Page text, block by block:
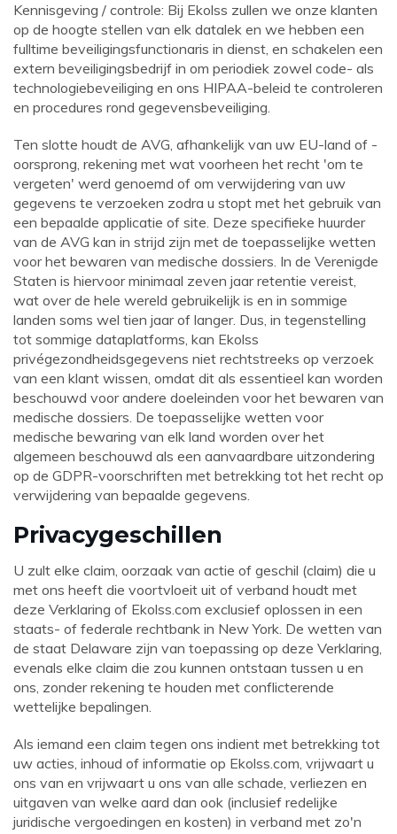
Kennisgeving / controle: Bij Ekolss zullen we onze klanten
op de hoogte stellen van elk datalek en we hebben een
fulltime beveiligingsfunctionaris in dienst, en schakelen een
extern beveiligingsbedrijf in om periodiek zowel code- als
technologiebeveiliging en ons HIPAA-beleid te controleren
en procedures rond gegevensbeveiliging.
Ten slotte houdt de AVG, afhankelijk van uw EU-land of -
oorsprong, rekening met wat voorheen het recht 'om te
vergeten' werd genoemd of om verwijdering van uw
gegevens te verzoeken zodra u stopt met het gebruik van
een bepaalde applicatie of site. Deze specifieke huurder
van de AVG kan in strijd zijn met de toepasselijke wetten
voor het bewaren van medische dossiers. In de Verenigde
Staten is hiervoor minimaal zeven jaar retentie vereist,
wat over de hele wereld gebruikelijk is en in sommige
landen soms wel tien jaar of langer. Dus, in tegenstelling
tot sommige dataplatforms, kan Ekolss
privégezondheidsgegevens niet rechtstreeks op verzoek
van een klant wissen, omdat dit als essentieel kan worden
beschouwd voor andere doeleinden voor het bewaren van
medische dossiers. De toepasselijke wetten voor
medische bewaring van elk land worden over het
algemeen beschouwd als een aanvaardbare uitzondering
op de GDPR-voorschriften met betrekking tot het recht op
verwijdering van bepaalde gegevens.
Privacygeschillen
U zult elke claim, oorzaak van actie of geschil (claim) die u
met ons heeft die voortvloeit uit of verband houdt met
deze Verklaring of Ekolss.com exclusief oplossen in een
staats- of federale rechtbank in New York. De wetten van
de staat Delaware zijn van toepassing op deze Verklaring,
evenals elke claim die zou kunnen ontstaan ​​tussen u en
ons, zonder rekening te houden met conflicterende
wettelijke bepalingen.
Als iemand een claim tegen ons indient met betrekking tot
uw acties, inhoud of informatie op Ekolss.com, vrijwaart u
ons van en vrijwaart u ons van alle schade, verliezen en
uitgaven van welke aard dan ook (inclusief redelijke
juridische vergoedingen en kosten) in verband met zo'n